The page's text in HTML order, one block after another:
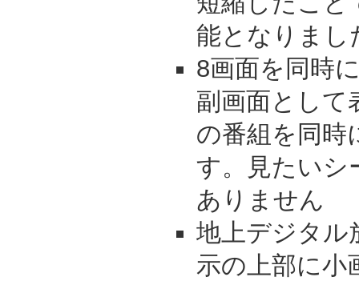
能となりまし
8画面を同時
副画面として
の番組を同時
す。見たいシ
ありません
地上デジタル
示の上部に小